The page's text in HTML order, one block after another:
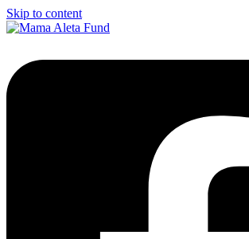
Skip to content